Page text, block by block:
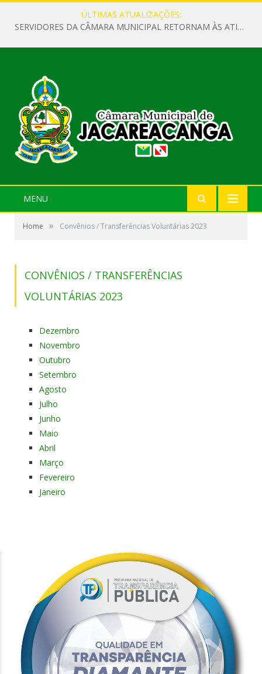
ÚLTIMAS ATUALIZAÇÕES:
SERVIDORES DA CÂMARA MUNICIPAL RETORNAM ÀS ATIVIDADES APÓS O RECESSO PARLAMENTAR
MENU
Home » Convênios / Transferências Voluntárias 2023
CONVÊNIOS / TRANSFERÊNCIAS
VOLUNTÁRIAS 2023
Dezembro
Novembro
Outubro
Setembro
Agosto
Julho
Junho
Maio
Abril
Março
Fevereiro
Janeiro